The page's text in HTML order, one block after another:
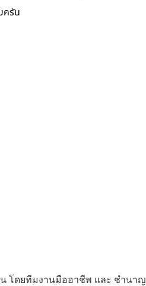
ครัน
น โดยทีมงานมืออาชีพ และ ชำนาญ